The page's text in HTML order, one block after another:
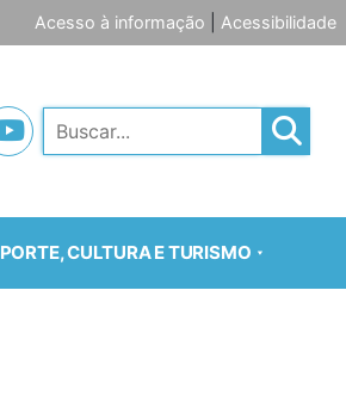
Acesso à informação Acessibilidade
Pesquisar
CULTURA E TURISMO